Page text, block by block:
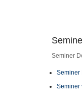
Seminer
Seminer
Seminer